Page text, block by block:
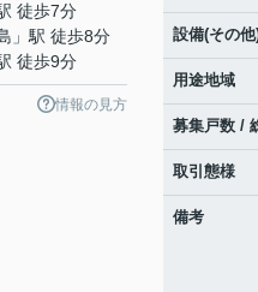
徒歩7分
」駅 徒歩8分
徒歩9分
情報の見方
設備(その他
用途地域
募集戸数 /
取引態様
備考